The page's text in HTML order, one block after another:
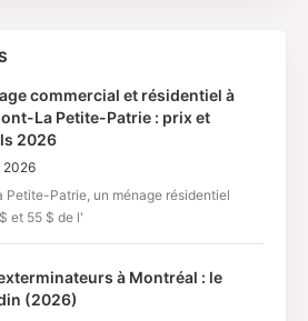
commercial et résidentiel à
La Petite-Patrie : prix et
2026
2026
Petite-Patrie, un ménage résidentiel
et 55 $ de l'
à Montréal : le
(2026)